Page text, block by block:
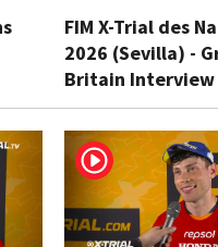
FIM X-Trial des
2026 (Sevilla) -
Britain Interview